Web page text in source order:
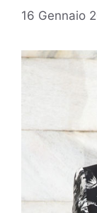
16 Gennaio